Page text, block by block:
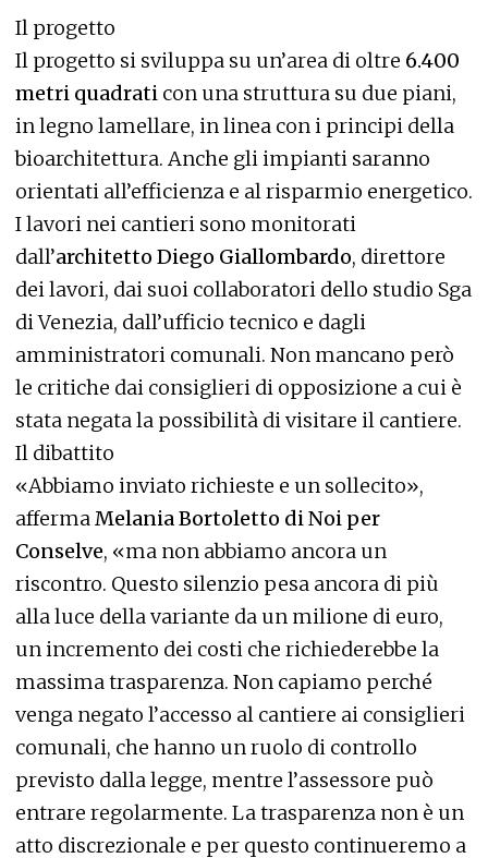
Il progetto
Il progetto si sviluppa su un’area di oltre 6.400
metri quadrati con una struttura su due piani,
in legno lamellare, in linea con i principi della
bioarchitettura. Anche gli impianti saranno
orientati all’efficienza e al risparmio energetico.
I lavori nei cantieri sono monitorati
dall’architetto Diego Giallombardo, direttore
dei lavori, dai suoi collaboratori dello studio Sga
di Venezia, dall’ufficio tecnico e dagli
amministratori comunali. Non mancano però
le critiche dai consiglieri di opposizione a cui è
stata negata la possibilità di visitare il cantiere.
Il dibattito
«Abbiamo inviato richieste e un sollecito»,
afferma Melania Bortoletto di Noi per
Conselve, «ma non abbiamo ancora un
riscontro. Questo silenzio pesa ancora di più
alla luce della variante da un milione di euro,
un incremento dei costi che richiederebbe la
massima trasparenza. Non capiamo perché
venga negato l’accesso al cantiere ai consiglieri
comunali, che hanno un ruolo di controllo
previsto dalla legge, mentre l’assessore può
entrare regolarmente. La trasparenza non è un
atto discrezionale e per questo continueremo a